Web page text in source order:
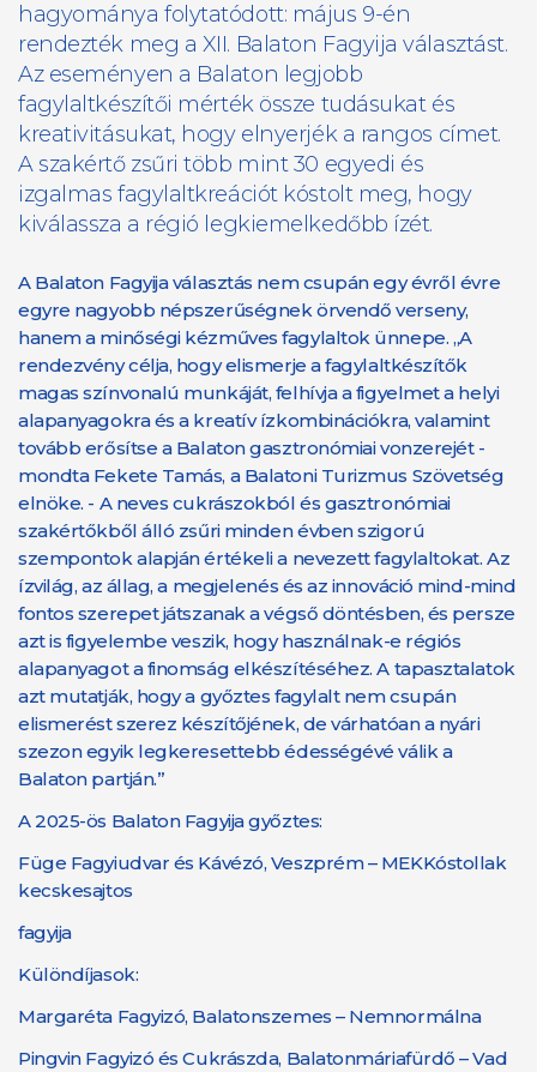
hagyománya folytatódott: május 9-én
rendezték meg a XII. Balaton Fagyija választást.
Az eseményen a Balaton legjobb
fagylaltkészítői mérték össze tudásukat és
kreativitásukat, hogy elnyerjék a rangos címet.
A szakértő zsűri több mint 30 egyedi és
izgalmas fagylaltkreációt kóstolt meg, hogy
kiválassza a régió legkiemelkedőbb ízét.
A Balaton Fagyija választás nem csupán egy évről évre
egyre nagyobb népszerűségnek örvendő verseny,
hanem a minőségi kézműves fagylaltok ünnepe. „A
rendezvény célja, hogy elismerje a fagylaltkészítők
magas színvonalú munkáját, felhívja a figyelmet a helyi
alapanyagokra és a kreatív ízkombinációkra, valamint
tovább erősítse a Balaton gasztronómiai vonzerejét -
mondta Fekete Tamás, a Balatoni Turizmus Szövetség
elnöke. - A neves cukrászokból és gasztronómiai
szakértőkből álló zsűri minden évben szigorú
szempontok alapján értékeli a nevezett fagylaltokat. Az
ízvilág, az állag, a megjelenés és az innováció mind-mind
fontos szerepet játszanak a végső döntésben, és persze
azt is figyelembe veszik, hogy használnak-e régiós
alapanyagot a finomság elkészítéséhez. A tapasztalatok
azt mutatják, hogy a győztes fagylalt nem csupán
elismerést szerez készítőjének, de várhatóan a nyári
szezon egyik legkeresettebb édességévé válik a
Balaton partján.”
A 2025-ös Balaton Fagyija győztes:
Füge Fagyiudvar és Kávézó, Veszprém – MEKKóstollak
kecskesajtos
fagyija
Különdíjasok:
Margaréta Fagyizó, Balatonszemes – Nemnormálna
Pingvin Fagyizó és Cukrászda, Balatonmáriafürdő – Vad